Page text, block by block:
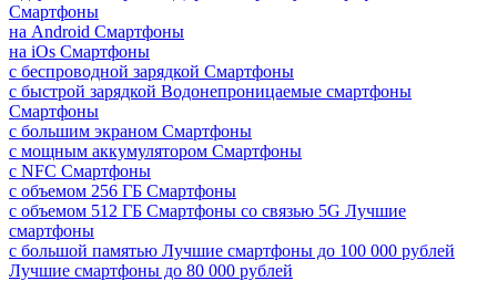
Смартфоны
на Android Смартфоны
на iOs Смартфоны
с беспроводной зарядкой Смартфоны
с быстрой зарядкой Водонепроницаемые смартфоны
Смартфоны
с большим экраном Смартфоны
с мощным аккумулятором Смартфоны
с NFC Смартфоны
с объемом 256 ГБ Смартфоны
с объемом 512 ГБ Смартфоны со связью 5G Лучшие
смартфоны
с большой памятью Лучшие смартфоны до 100 000 рублей
Лучшие смартфоны до 80 000 рублей